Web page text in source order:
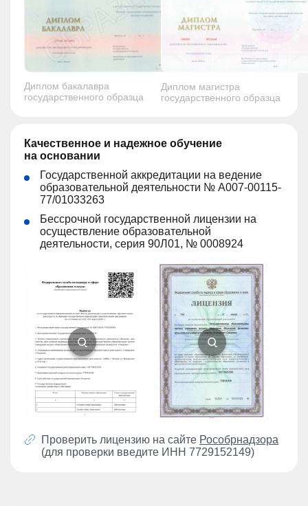
Диплом бакалавра
государственного образца
Диплом магистра
государственного образца
Качественное и надежное обучение
на основании
Государственной аккредитации на ведение
образовательной деятельности № А007-00115-
77/01033263
Бессрочной государственной лицензии на
осуществление образовательной
деятельности, серия 90Л01, № 0008924
Проверить лицензию на сайте Рособрнадзора
(для проверки введите ИНН 7729152149)